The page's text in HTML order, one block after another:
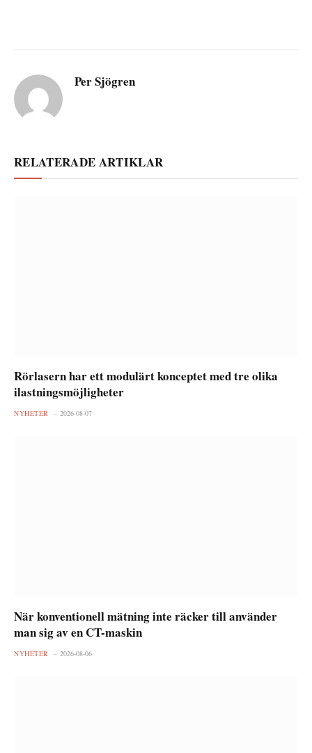
Per Sjögren
RELATERADE ARTIKLAR
Rörlasern har ett modulärt konceptet med tre olika
ilastningsmöjligheter
NYHETER 2026-08-07
När konventionell mätning inte räcker till använder
man sig av en CT-maskin
NYHETER 2026-08-06